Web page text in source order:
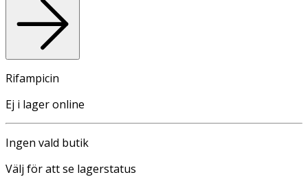
Rifampicin
Ej i lager online
Ingen vald butik
Välj för att se lagerstatus